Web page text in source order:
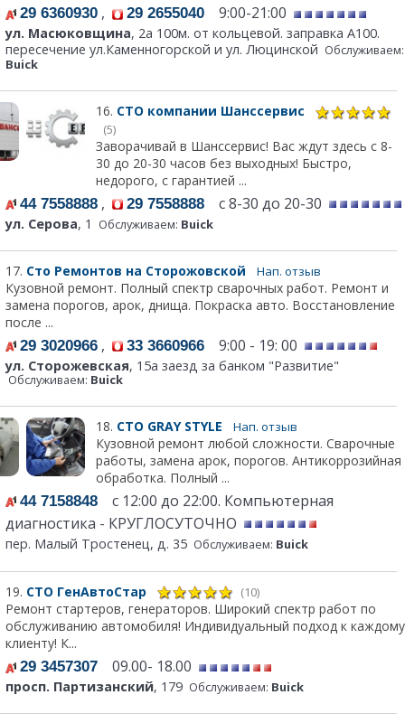
29 6360930 , 29 2655040 9:00-21:00
ул. Масюковщина, 2а 100м. от кольцевой. заправка А100.
пересечение ул.Каменногорской и ул. Люцинской Обслуживаем:
Buick
16. СТО компании Шанссервис
(5)
Заворачивай в Шанссервис! Вас ждут здесь с 8-
30 до 20-30 часов без выходных! Быстро,
недорого, с гарантией ...
44 7558888 , 29 7558888 с 8-30 до 20-30
ул. Серова, 1 Обслуживаем: Buick
17. Сто Ремонтов на Сторожовской Нап. отзыв
Кузовной ремонт. Полный спектр сварочных работ. Ремонт и
замена порогов, арок, днища. Покраска авто. Восстановление
после ...
29 3020966 , 33 3660966 9:00 - 19: 00
ул. Сторожевская, 15а заезд за банком "Развитие"
Обслуживаем: Buick
18. СТО GRAY STYLE Нап. отзыв
Кузовной ремонт любой сложности. Сварочные
работы, замена арок, порогов. Антикоррозийная
обработка. Полный ...
44 7158848 с 12:00 до 22:00. Компьютерная
диагностика - КРУГЛОСУТОЧНО
пер. Малый Тростенец, д. 35 Обслуживаем: Buick
19. СТО ГенАвтоСтар (10)
Ремонт стартеров, генераторов. Широкий спектр работ по
обслуживанию автомобиля! Индивидуальный подход к каждому
клиенту! К...
29 3457307 09.00- 18.00
просп. Партизанский, 179 Обслуживаем: Buick